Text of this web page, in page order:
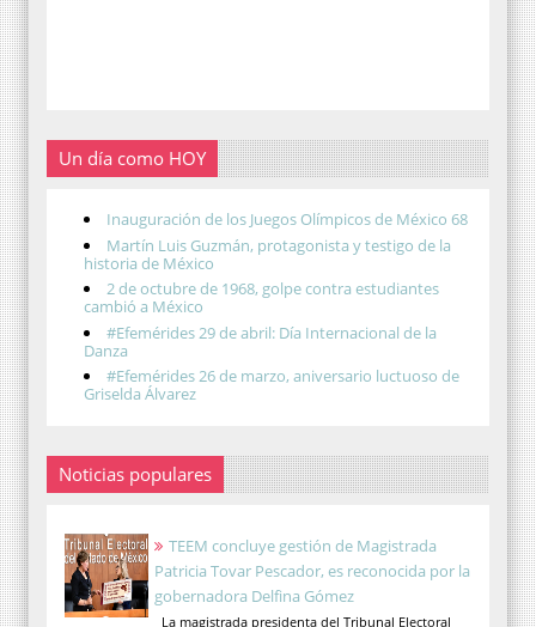
Un día como HOY
Inauguración de los Juegos Olímpicos de México 68
Martín Luis Guzmán, protagonista y testigo de la
historia de México
2 de octubre de 1968, golpe contra estudiantes
cambió a México
#Efemérides 29 de abril: Día Internacional de la
Danza
#Efemérides 26 de marzo, aniversario luctuoso de
Griselda Álvarez
Noticias populares
TEEM concluye gestión de Magistrada
Patricia Tovar Pescador, es reconocida por la
gobernadora Delfina Gómez
La magistrada presidenta del Tribunal Electoral